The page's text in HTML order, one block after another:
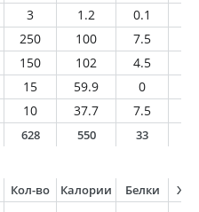
3 1.2 0.1
250 100 7.5
150 102 4.5
15 59.9 0
10 37.7 7.5
628 550 33
Кол-во Калории Белки